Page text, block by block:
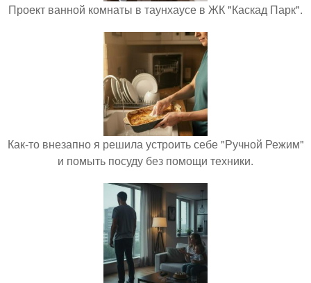
Проект ванной комнаты в таунхаусе в ЖК "Каскад Парк".
Как-то внезапно я решила устроить себе "Ручной Режим"
и помыть посуду без помощи техники.